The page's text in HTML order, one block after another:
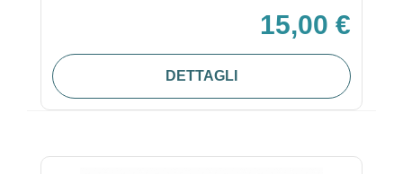
15,00 €
DETTAGLI